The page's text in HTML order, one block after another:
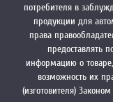
потребителя в
продукции для
права
предоставлять
информацию о
возможность их
(изготовителя)